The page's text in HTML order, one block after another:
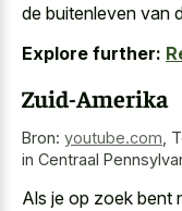
de buitenleven van
Explore further:
Zuid-Amerika
Bron: youtube.com,
in Centraal
Als je op zoek bent